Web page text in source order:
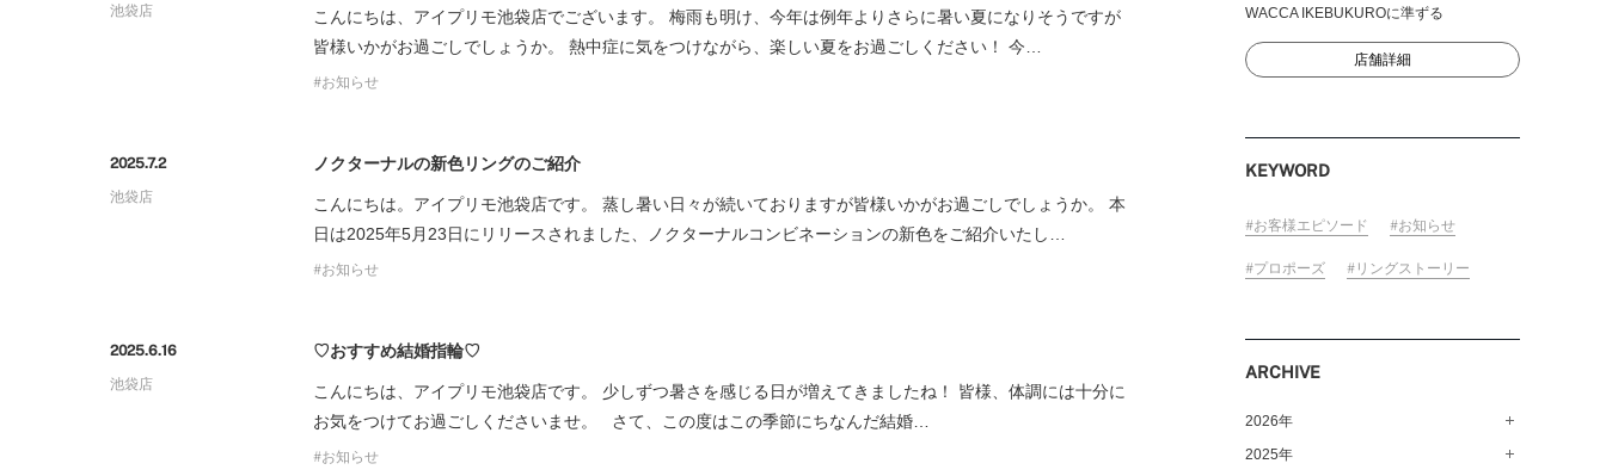
店舗一覧
ご来店予約について
池袋店
こんにちは、アイプリモ池袋店でございます。 梅雨も明け、今年は例年よりさらに暑い夏になりそうですが
皆様いかがお過ごしでしょうか。 熱中症に気をつけながら、楽しい夏をお過ごしください！ 今…
お知らせ
2025.7.2
池袋店
ノクターナルの新色リングのご紹介
こんにちは。アイプリモ池袋店です。 蒸し暑い日々が続いておりますが皆様いかがお過ごしでしょうか。 本
日は2025年5月23日にリリースされました、ノクターナルコンビネーションの新色をご紹介いたし…
お知らせ
2025.6.16
池袋店
♡おすすめ結婚指輪♡
こんにちは、アイプリモ池袋店です。 少しずつ暑さを感じる日が増えてきましたね！ 皆様、体調には十分に
お気をつけてお過ごしくださいませ。 さて、この度はこの季節にちなんだ結婚…
お知らせ
WACCA IKEBUKUROに準ずる
店舗詳細
KEYWORD
お客様エピソード お知らせ
プロポーズ リングストーリー
ARCHIVE
2026年
8月（11）
2025年